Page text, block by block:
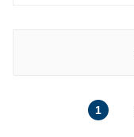
1